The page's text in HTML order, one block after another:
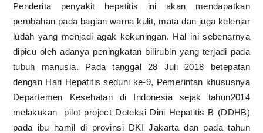
Penderita penyakit hepatitis ini akan mendapatkan
perubahan pada bagian warna kulit, mata dan juga kelenjar
ludah yang menjadi agak kekuningan. Hal ini sebenarnya
dipicu oleh adanya peningkatan bilirubin yang terjadi pada
tubuh manusia. Pada tanggal 28 Juli 2018 betepatan
dengan Hari Hepatitis seduni ke-9, Pemerintan khususnya
Departemen Kesehatan di Indonesia sejak tahun2014
melakukan
pilot project Deteksi Dini Hepatitis B (DDHB)
pada ibu hamil di provinsi DKI Jakarta dan pada tahun